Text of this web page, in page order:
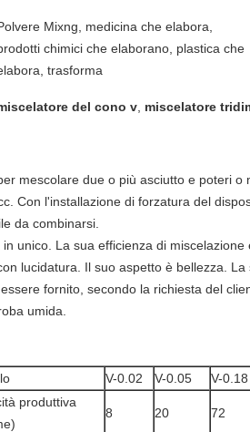
Mixng, medicina che elabora,
chimici che elaborano, plastica che
trasforma
del cono v miscelatore
mescolare due o più asciutto e poteri
Con l'installazione di forzatura del
da combinarsi.
unico. La sua efficienza di
lucidatura. Il suo aspetto è bellezza.
fornito, secondo la richiesta del
umida.
V-0.02 V-0.05 V-0.18
produttiva
8 20 72